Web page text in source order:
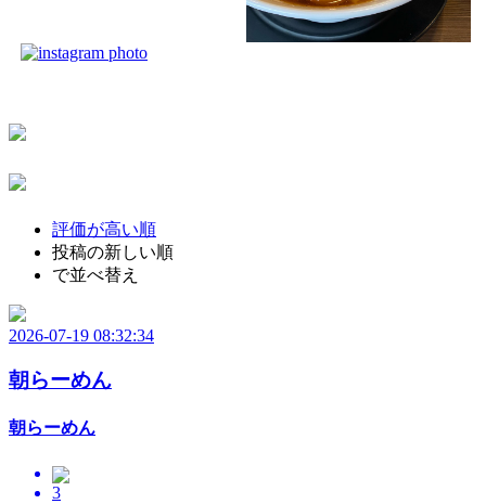
評価が高い順
投稿の新しい順
で並べ替え
2026-07-19 08:32:34
朝らーめん
朝らーめん
3